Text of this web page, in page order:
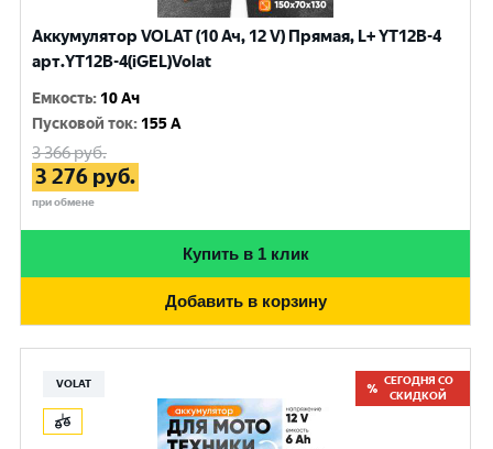
Аккумулятор VOLAT (10 Ач, 12 V) Прямая, L+ YT12B-4
арт.YT12B-4(iGEL)Volat
Емкость: 10 Ач
Пусковой ток: 155 A
3 366руб.
3 276 руб.
при обмене
Купить в 1 клик
Добавить в корзину
VOLAT
СЕГОДНЯ СО
СКИДКОЙ